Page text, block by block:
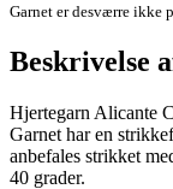
Garnet er desværre ikke
Beskrivelse
Hjertegarn Alicante
Garnet har en
anbefales strikket
40 grader.